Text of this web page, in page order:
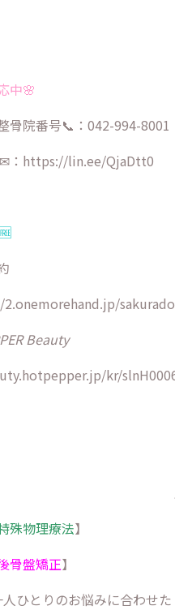
中🌸
骨院番号📞：042-994-8001
： https://lin.ee/QjaDtt0
Beauty
kr/
殊物理療法】
骨盤矯正】
ひとりのお悩みに合わせた